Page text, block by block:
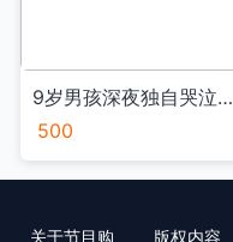
9岁男孩深夜独自哭泣不让民警联系妈妈 理由让人心疼
500
关于节目购 版权内容